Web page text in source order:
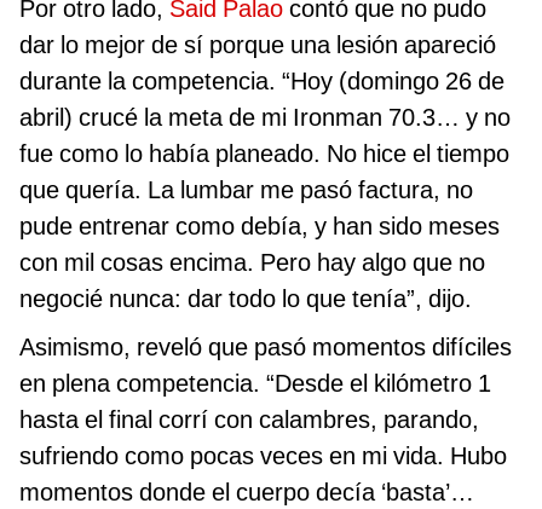
Por otro lado, Said Palao contó que no pudo
dar lo mejor de sí porque una lesión apareció
durante la competencia. “Hoy (domingo 26 de
abril) crucé la meta de mi Ironman 70.3… y no
fue como lo había planeado. No hice el tiempo
que quería. La lumbar me pasó factura, no
pude entrenar como debía, y han sido meses
con mil cosas encima. Pero hay algo que no
negocié nunca: dar todo lo que tenía”, dijo.
Asimismo, reveló que pasó momentos difíciles
en plena competencia. “Desde el kilómetro 1
hasta el final corrí con calambres, parando,
sufriendo como pocas veces en mi vida. Hubo
momentos donde el cuerpo decía ‘basta’…